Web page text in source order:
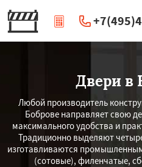
|
Двери в
Любой производитель
Боброве направляет свою
максимального удобства и
Традиционно выделяют
изготавливаются
(сотовые), филенчатые,